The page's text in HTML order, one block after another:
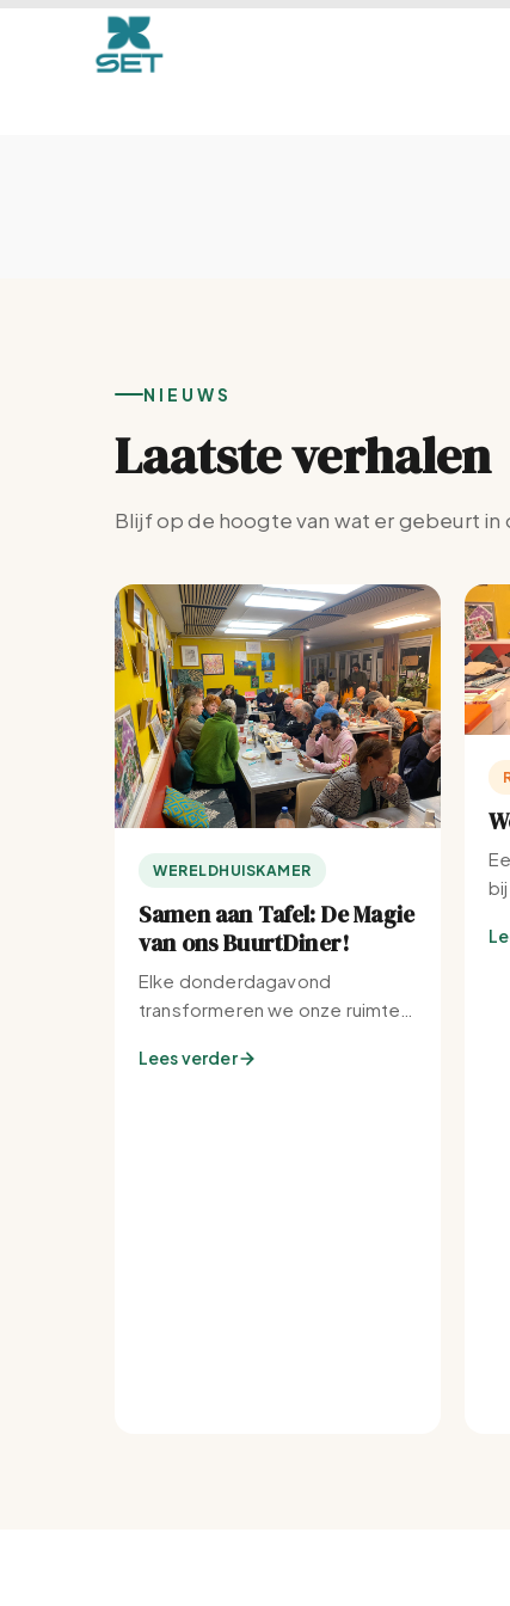
Elementor #29
NIEUWS
Laatste verhalen
Blijf op de hoogte van wat er gebeurt in
WERELDHUISKAMER
Samen aan Tafel: De Magie
van ons BuurtDiner!
Elke donderdagavond
transformeren we onze ruimte
buurt.
Lees verder